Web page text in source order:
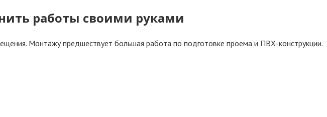
работы своими руками
Монтажу предшествует большая работа по подготовке проема и ПВХ-конструкции.